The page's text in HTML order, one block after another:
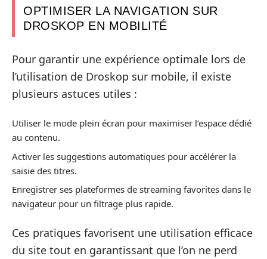
OPTIMISER LA NAVIGATION SUR
DROSKOP EN MOBILITÉ
Pour garantir une expérience optimale lors de
l’utilisation de Droskop sur mobile, il existe
plusieurs astuces utiles :
Utiliser le mode plein écran pour maximiser l’espace dédié
au contenu.
Activer les suggestions automatiques pour accélérer la
saisie des titres.
Enregistrer ses plateformes de streaming favorites dans le
navigateur pour un filtrage plus rapide.
Ces pratiques favorisent une utilisation efficace
du site tout en garantissant que l’on ne perd